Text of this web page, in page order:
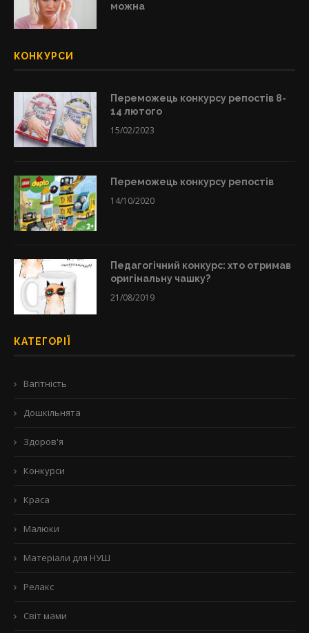
можна
КОНКУРСИ
Переможець конкурсу репостів 8-
14 лютого
15/02/2023
Переможець конкурсу репостів
14/10/2020
Педагогічний конкурс: хто отримав
оригінальну чашку?
21/08/2019
КАТЕГОРІЇ
Вагітність
Дошкільнята
Здоров'я
Конкурси
Краса
Малюки
Матеріали для НУШ
Релакс
Світ мами